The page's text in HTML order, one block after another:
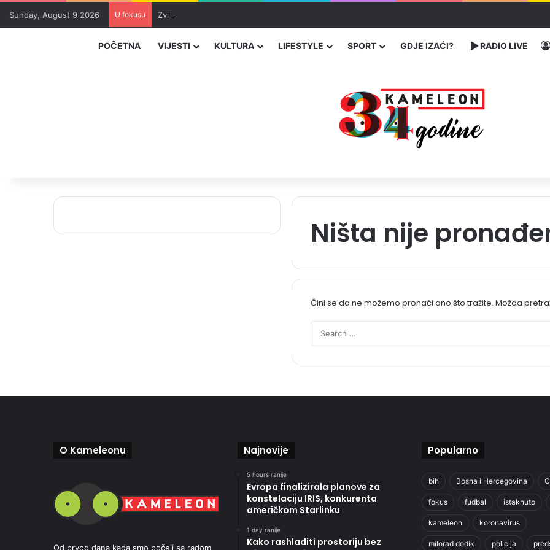
Sunday, August 9 2026 U fokusu Zvizdić, Magazinović i Kojović traže poseban status za Memorijalni centar Srebrenica
POČETNA VIJESTI KULTURA LIFESTYLE SPORT GDJE IZAĆI? RADIO LIVE
Ništa nije
Čini se da ne možemo pronaći ono što tražite. Možda
O Kameleonu
Od prvog dana kada smo počeli sa radom
Najnovije
5 hours ranije
Evropa finalizirala planove za
konstelaciju IRIS, konkurenta
američkom Starlinku
1 day ranije
Kako rashladiti prostoriju bez
Popularno
bih Bosna i Hercegovina
fokus fudbal istaknuto
kameleon koronavirus
milorad dodik policija